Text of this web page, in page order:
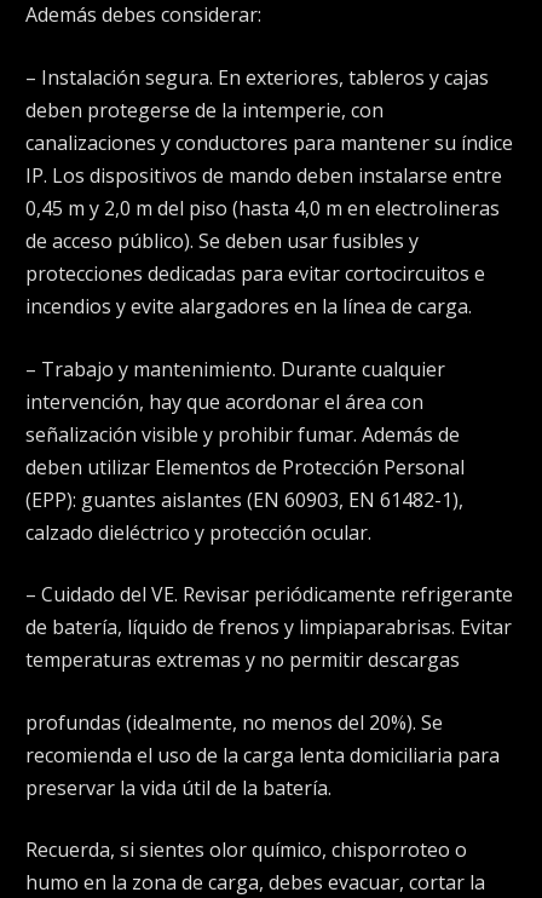
Además debes considerar:
– Instalación segura. En exteriores, tableros y cajas
deben protegerse de la intemperie, con
canalizaciones y conductores para mantener su índice
IP. Los dispositivos de mando deben instalarse entre
0,45 m y 2,0 m del piso (hasta 4,0 m en electrolineras
de acceso público). Se deben usar fusibles y
protecciones dedicadas para evitar cortocircuitos e
incendios y evite alargadores en la línea de carga.
– Trabajo y mantenimiento. Durante cualquier
intervención, hay que acordonar el área con
señalización visible y prohibir fumar. Además de
deben utilizar Elementos de Protección Personal
(EPP): guantes aislantes (EN 60903, EN 61482-1),
calzado dieléctrico y protección ocular.
– Cuidado del VE. Revisar periódicamente refrigerante
de batería, líquido de frenos y limpiaparabrisas. Evitar
temperaturas extremas y no permitir descargas
profundas (idealmente, no menos del 20%). Se
recomienda el uso de la carga lenta domiciliaria para
preservar la vida útil de la batería.
Recuerda, si sientes olor químico, chisporroteo o
humo en la zona de carga, debes evacuar, cortar la